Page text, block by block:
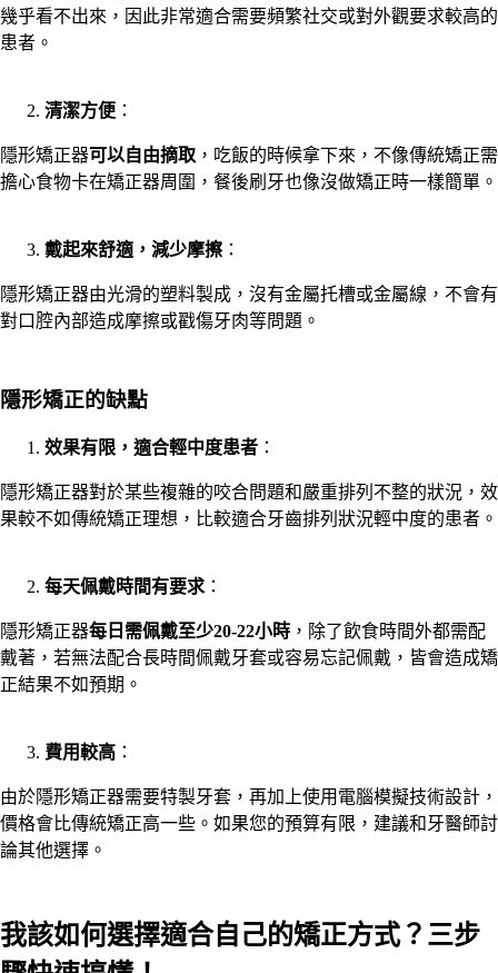
幾乎看不出來，因此非常適合需要頻繁社交或對外觀要求較高的
患者。
清潔方便 ：
隱形矯正器可以自由摘取 ，吃飯的時候拿下來，不像傳統矯正需
擔心食物卡在矯正器周圍，餐後刷牙也像沒做矯正時一樣簡單。
戴起來舒適，減少摩擦：
隱形矯正器由光滑的塑料製成，沒有金屬托槽或金屬線，不會有
對口腔內部造成摩擦或戳傷牙肉等問題。
隱形矯正的缺點
效果有限，適合輕中度患者 ：
隱形矯正器對於某些複雜的咬合問題和嚴重排列不整的狀況，效
果較不如傳統矯正理想，比較適合牙齒排列狀況輕中度的患者。
每天佩戴時間有要求 ：
隱形矯正器每日需佩戴至少20-22小時 ，除了飲食時間外都需配
戴著，若無法配合長時間佩戴牙套或容易忘記佩戴，皆會造成矯
正結果不如預期。
費用較高 ：
由於隱形矯正器需要特製牙套，再加上使用電腦模擬技術設計，
價格會比傳統矯正高一些。如果您的預算有限，建議和牙醫師討
論其他選擇。
我該如何選擇適合自己的矯正方式？三步